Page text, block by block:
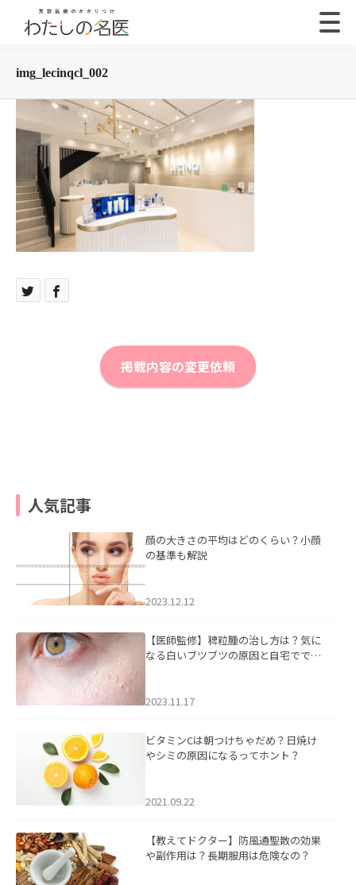
img_lecinqcl_002
掲載内容の変更依頼
人気記事
顔の大きさの平均はどのくらい？小顔
の基準も解説
2023.12.12
【医師監修】稗粒腫の治し方は？気に
なる白いブツブツの原因と自宅ででき
2023.11.17
ビタミンCは朝つけちゃだめ？日焼け
やシミの原因になるってホント？
2021.09.22
【教えてドクター】防風通聖散の効果
や副作用は？長期服用は危険なの？